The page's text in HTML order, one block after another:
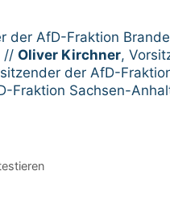
der AfD-Fraktion
// Oliver Kirchner,
der AfD-
Fraktion Sachsen-